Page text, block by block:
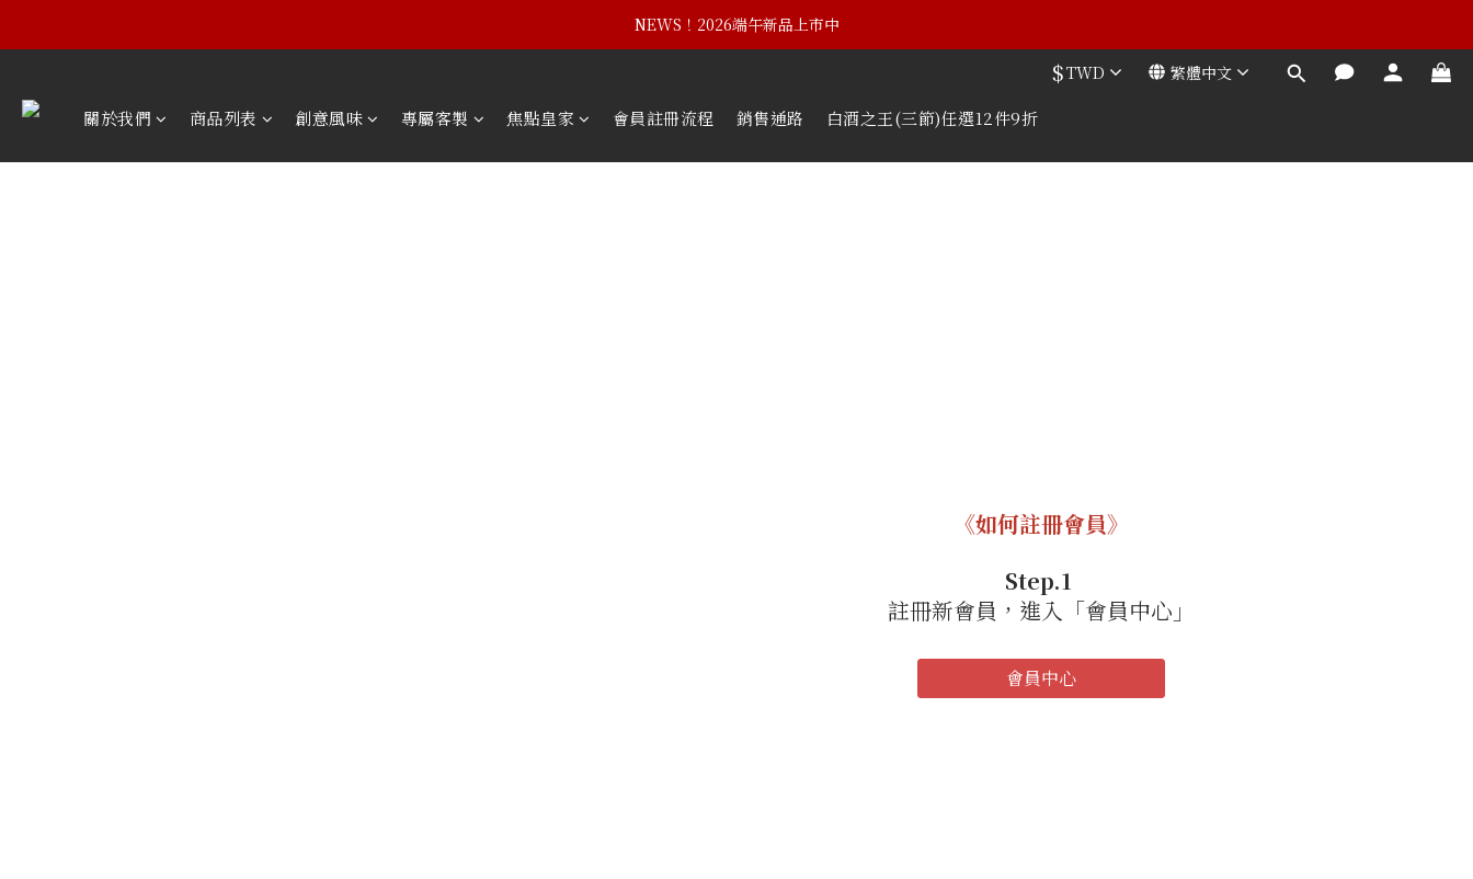
NEWS！黃埔建校102週年紀念酒
NEWS！2026端午新品上市中
$TWD 繁體中文
關於我們 商品列表 創意風味 專屬客製 焦點皇家 會員註冊流程 銷售通路 白酒之王(三節)任選12件9折
《如何註冊會員》
Step.1
註冊新會員，進入「會員中心」
會員中心